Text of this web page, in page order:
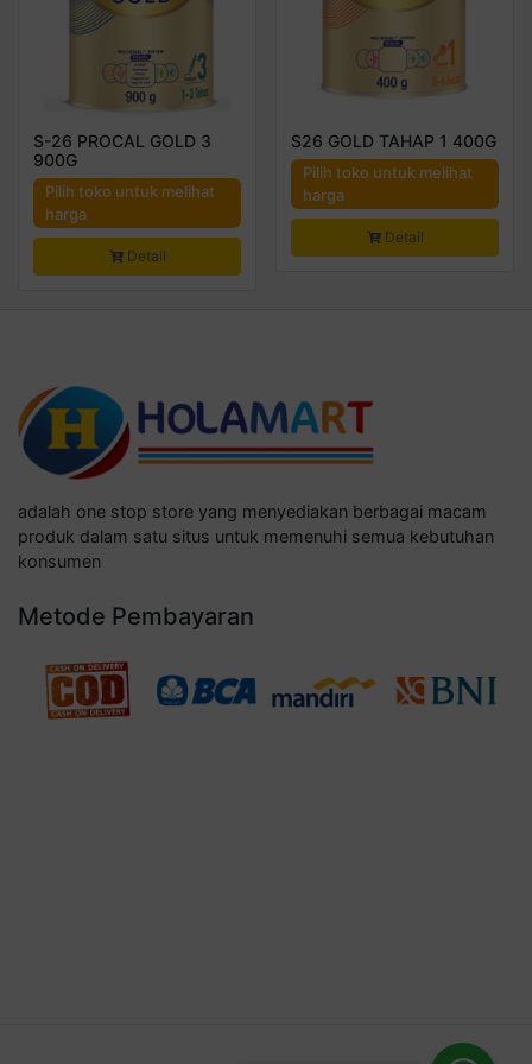
S-26 PROCAL GOLD 3
900G
Pilih toko untuk melihat
harga
Detail
S26 GOLD TAHAP 1 400G
Pilih toko untuk melihat
harga
Detail
adalah one stop store yang menyediakan berbagai macam
produk dalam satu situs untuk memenuhi semua kebutuhan
konsumen
Metode Pembayaran